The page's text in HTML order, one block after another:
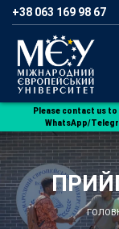
+38 063 169 98 67
Please contact us
WhatsApp/